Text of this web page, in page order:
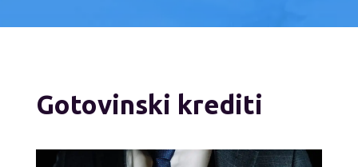
Gotovinski krediti